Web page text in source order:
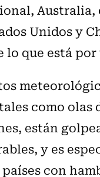
Australia,
Unidos y
lo que está
como olas
están
y es
con